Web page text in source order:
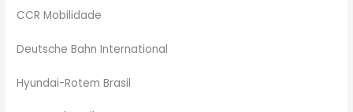
CCR Mobilidade
Deutsche Bahn International
Hyundai-Rotem Brasil